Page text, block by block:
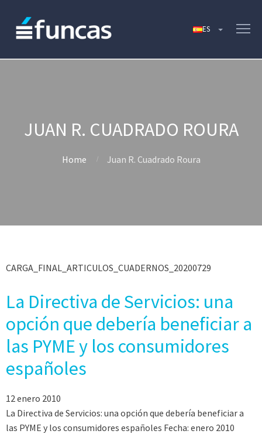
JUAN R. CUADRADO ROURA
Home Juan R. Cuadrado Roura
CARGA_FINAL_ARTICULOS_CUADERNOS_20200729
La Directiva de Servicios: una
opción que debería beneficiar a
las PYME y los consumidores
españoles
12 enero 2010
La Directiva de Servicios: una opción que debería beneficiar a
las PYME y los consumidores españoles Fecha: enero 2010